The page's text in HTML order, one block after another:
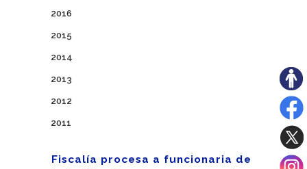
2016
2015
2014
2013
2012
2011
Fiscalía procesa a funcionaria de